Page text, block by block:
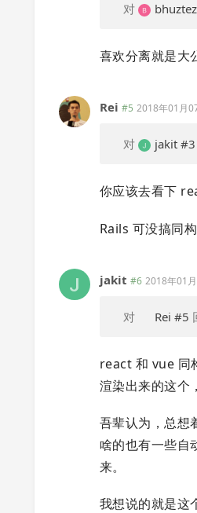
对 bhuztez
喜欢分离就是大
Rei #5 2018年01月
对 jakit #3
你应该去看下
Rails 可没搞同构
jakit #6 2018年01
对 Rei #5
react 和 vue 同
渲染出来的这个
吾辈认为，总想
啥的也有一些自
来。
我想说的就是这